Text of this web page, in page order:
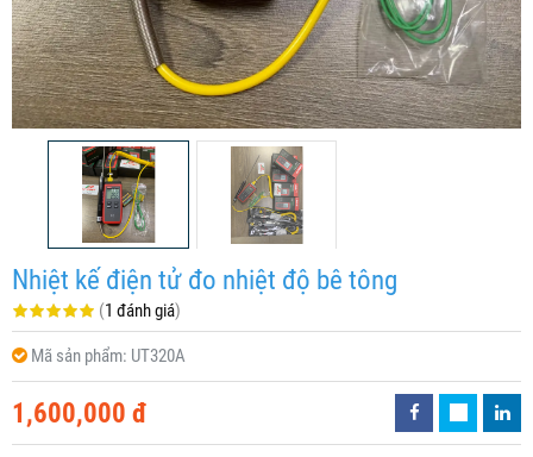
Nhiệt kế điện tử đo nhiệt độ bê tông
(1 đánh giá)
Mã sản phẩm: UT320A
1,600,000 đ